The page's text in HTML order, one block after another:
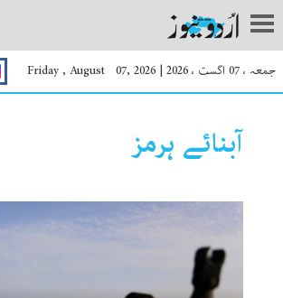
جمعہ ، 07 اگست ، 2026 |
Friday , August 07, 2026
آبنائے ہرمز